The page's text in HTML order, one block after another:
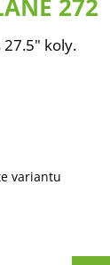
272
27.5" koly.
variantu